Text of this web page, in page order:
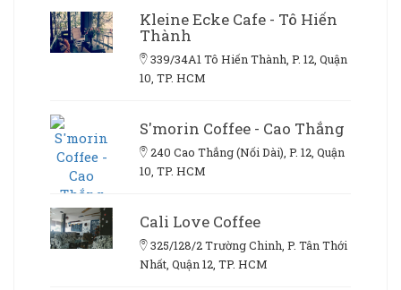
Kleine Ecke Cafe - Tô Hiến
Thành
339/34A1 Tô Hiến Thành, P. 12, Quận
10, TP. HCM
S'morin Coffee - Cao Thắng
240 Cao Thắng (Nối Dài), P. 12, Quận
10, TP. HCM
Cali Love Coffee
325/128/2 Trường Chinh, P. Tân Thới
Nhất, Quận 12, TP. HCM